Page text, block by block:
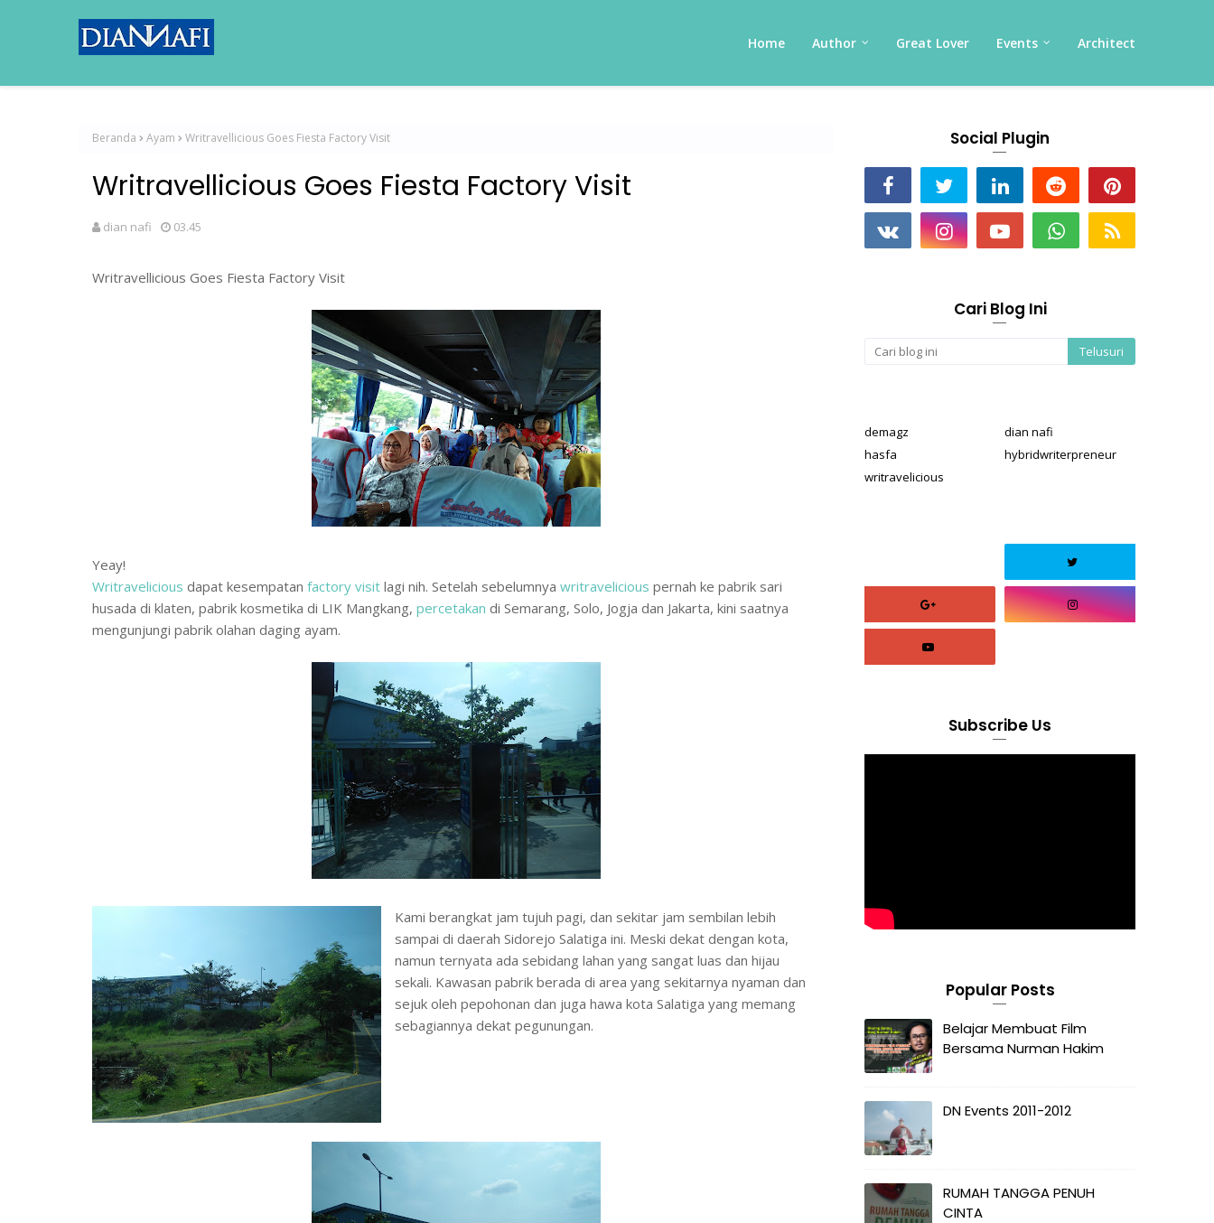
Home Author Great Lover Events Architect
Beranda Ayam Writravellicious Goes Fiesta Factory Visit
Writravellicious Goes Fiesta Factory Visit
dian nafi 03.45
Writravellicious Goes Fiesta Factory Visit
Yeay!
Writravelicious dapat kesempatan factory visit lagi nih. Setelah sebelumnya writravelicious pernah ke pabrik sari
husada di klaten, pabrik kosmetika di LIK Mangkang, percetakan di Semarang, Solo, Jogja dan Jakarta, kini saatnya
mengunjungi pabrik olahan daging ayam.
Kami berangkat jam tujuh pagi, dan sekitar jam sembilan lebih
sampai di daerah Sidorejo Salatiga ini. Meski dekat dengan kota,
namun ternyata ada sebidang lahan yang sangat luas dan hijau
sekali. Kawasan pabrik berada di area yang sekitarnya nyaman dan
sejuk oleh pepohonan dan juga hawa kota Salatiga yang memang
sebagiannya dekat pegunungan.
Social Plugin
Cari Blog Ini
demagz
dian nafi
hasfa
hybridwriterpreneur
writravelicious
Subscribe Us
Popular Posts
Belajar Membuat Film
Bersama Nurman Hakim
DN Events 2011-2012
RUMAH TANGGA PENUH
CINTA